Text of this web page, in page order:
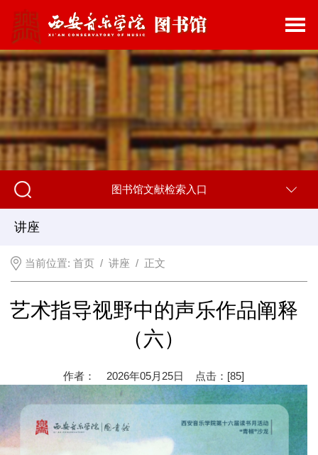
图书馆文献检索入口
讲座
当前位置: 首页 / 讲座 / 正文
艺术指导视野中的声乐作品阐释
（六）
作者： 2026年05月25日 点击：[85]